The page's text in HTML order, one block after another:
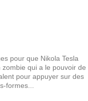
pour que Nikola Tesla
qui a le pouvoir de
pour appuyer sur des
formes...